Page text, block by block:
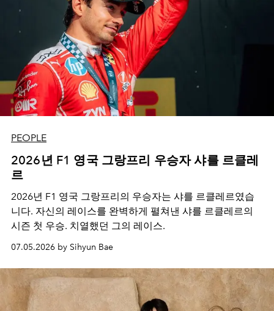
PEOPLE
2026년 F1 영국 그랑프리 우승자 샤를 르클레
르
2026년 F1 영국 그랑프리의 우승자는 샤를 르클레르였습
니다. 자신의 레이스를 완벽하게 펼쳐낸 샤를 르클레르의
시즌 첫 우승. 치열했던 그의 레이스.
07.05.2026 by Sihyun Bae